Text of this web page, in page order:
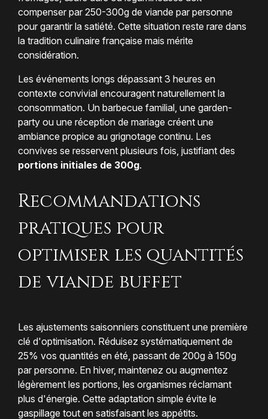
compenser par 250-300g de viande par personne
pour garantir la satiété. Cette situation reste rare dans
la tradition culinaire française mais mérite
considération.
Les événements longs dépassant 3 heures en
contexte convivial encouragent naturellement la
consommation. Un barbecue familial, une garden-
party ou une réception de mariage créent une
ambiance propice au grignotage continu. Les
convives se resservent plusieurs fois, justifiant des
portions initiales de 300g.
Recommandations
pratiques pour
optimiser les quantités
de viande buffet
Les ajustements saisonniers constituent une première
clé d'optimisation. Réduisez systématiquement de
25% vos quantités en été, passant de 200g à 150g
par personne. En hiver, maintenez ou augmentez
légèrement les portions, les organismes réclamant
plus d'énergie. Cette adaptation simple évite le
gaspillage tout en satisfaisant les appétits.